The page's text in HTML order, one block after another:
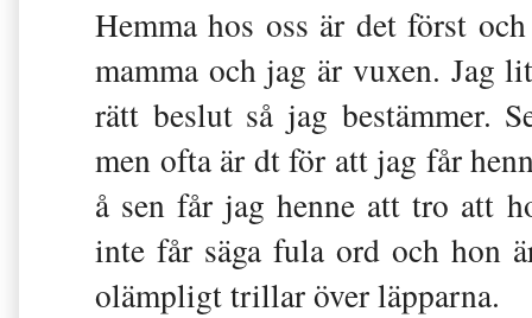
Hemma hos oss är det först
mamma och jag är vuxen. Jag
rätt beslut så jag bestämmer.
men ofta är dt för att jag får
å sen får jag henne att tro att
inte får säga fula ord och hon
olämpligt trillar över läpparna.